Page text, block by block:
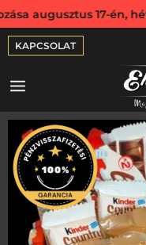
17-én,
KAPCSOLAT